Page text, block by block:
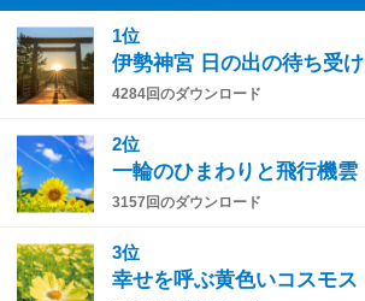
1位
伊勢神宮 日の出の待ち受け
4284回のダウンロード
2位
一輪のひまわりと飛行機雲
3157回のダウンロード
3位
幸せを呼ぶ黄色いコスモス